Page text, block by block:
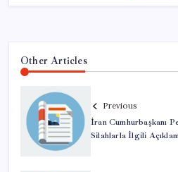
Other Articles
Previous
İran Cumhurbaşkanı
Silahlarla İlgili